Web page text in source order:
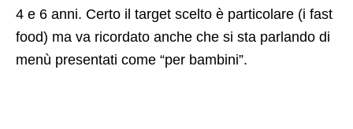
4 e 6 anni. Certo il target scelto è particolare (i fast
food) ma va ricordato anche che si sta parlando di
menù presentati come “per bambini”.